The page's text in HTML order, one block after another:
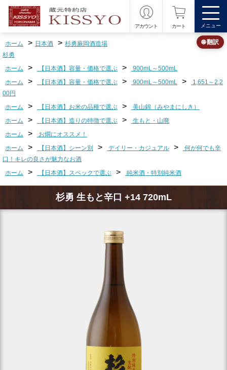
アカウント カート メニュー
ホーム > 日本酒 > 杉勇蕨岡酒造場
杉勇
ホーム
> 【日本酒】容量・価格で選ぶ >
900mL～500mL
ホーム
> 【日本酒】容量・価格で選ぶ > 900mL～500mL >
1,651～2,2
00円
ホーム
> 【日本酒】お米の品種で選ぶ >
美山錦（みやまにしき）
ホーム
> 【日本酒】造りの特徴で選ぶ >
生もと・山廃
ホーム
>
お燗にオススメ！
ホーム
> 【日本酒】シーン別 > デイリー・カジュアル >
何が何でも辛
口！キレの良さが魅力なお酒
ホーム
> 【日本酒】スペックで選ぶ > 純米酒・特別純米酒
杉勇 生もと辛口 +14 720mL
🌐 翻訳